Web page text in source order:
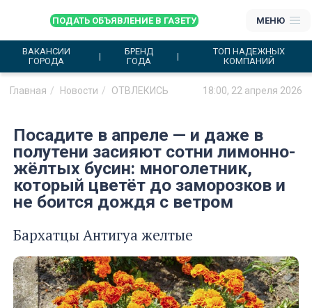
ПОДАТЬ ОБЪЯВЛЕНИЕ В ГАЗЕТУ МЕНЮ
ВАКАНСИИ
ГОРОДА
БРЕНД
ГОДА
ТОП НАДЕЖНЫХ
КОМПАНИЙ
Главная Новости ОТВЛЕКИСЬ 18:00, 22 апреля 2026
Посадите в апреле — и даже в
полутени засияют сотни лимонно-
жёлтых бусин: многолетник,
который цветёт до заморозков и
не боится дождя с ветром
Бархатцы Антигуа желтые